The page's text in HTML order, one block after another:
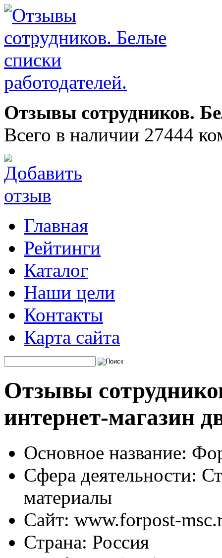
Отзывы сотрудников.
Всего в наличии 27444
Главная
Рейтинги
Каталог
Наши цели
Контакты
Карта сайта
Отзывы
интернет-магазин
Основное название:
Сфера деятельности:
материалы
Сайт: www.forpost-
Страна: Россия